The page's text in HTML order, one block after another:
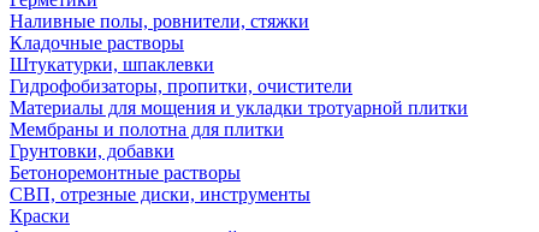
Наливные полы, ровнители, стяжки
Кладочные растворы
Штукатурки, шпаклевки
Гидрофобизаторы, пропитки, очистители
Материалы для мощения и укладки тротуарной плитки
Мембраны и полотна для плитки
Грунтовки, добавки
Бетоноремонтные растворы
СВП, отрезные диски, инструменты
Краски